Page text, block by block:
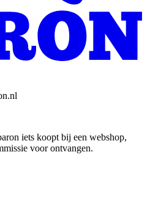
iets koopt bij een webshop,
voor ontvangen.